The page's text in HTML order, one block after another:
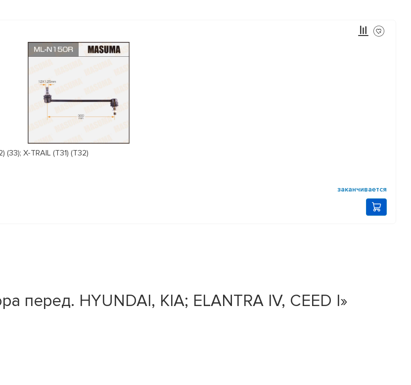
(33); X-TRAIL (T31) (T32)
заканчивается
перед. HYUNDAI, KIA; ELANTRA IV, CEED I»